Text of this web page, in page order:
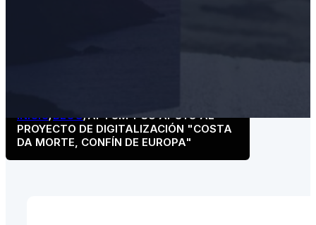
INICIO/BLOG/APTCM Y SU APOYO AL
PROYECTO DE DIGITALIZACIÓN "COSTA
DA MORTE, CONFÍN DE EUROPA"